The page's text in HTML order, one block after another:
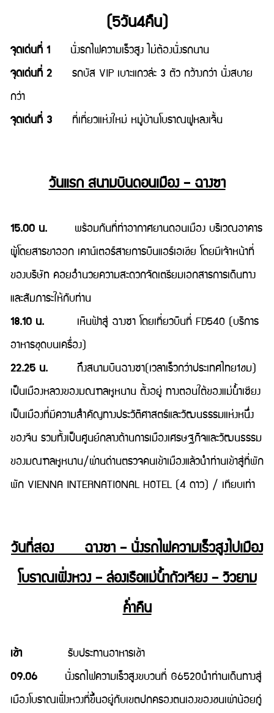
(5วัน4คืน)
จุดเด่นที่ 1
นั่งรถไฟความเร็วสูง ไม่ต้องนั่งรถนาน
จุดเด่นที่ 2 รถบัส VIP เบาะแถวล่ะ 3 ตัว กว้างกว่า นั่งสบาย
กว่า
จุดเด่นที่ 3 ที่เที่ยวแห่งใหม่ หมู่บ้านโบราณฝูหลงเจิ้น
วันแรก สนามบินดอนเมือง – ฉางซา
15.00 น. พร้อมกันที่ท่าอากาศยานดอนเมือง บริเวณอาคาร
ผู้โดยสารขาออก เคาน์เตอร์สายการบินแอร์เอเชีย โดยมีเจ้าหน้าที่
ของบริษัท คอยอำนวยความสะดวกจัดเตรียมเอกสารการเดินทาง
และสัมภาระให้กับท่าน
18.10 น.
เหินฟ้าสู่ ฉางซา โดยเที่ยวบินที่ FD540 (บริการ
อาหารชุดบนเครื่อง)
22.25 น. ถึงสนามบินฉางซา(เวลาเร็วกว่าประเทศไทย1ชม)
เป็นเมืองหลวงของมณฑลหูหนาน ตั้งอยู่ ทางตอนใต้ของแม่น้ำเซียง
เป็นเมืองที่มีความสำคัญทางประวัติศาสตร์และวัฒนธรรมแห่งหนึ่ง
ของจีน รวมทั้งเป็นศูนย์กลางด้านการเมืองเศรษฐกิจและวัฒนธรรม
ของมณฑลหูหนาน/ผ่านด่านตรวจคนเข้าเมืองแล้วนำท่านเข้าสู่ที่พัก
พัก VIENNA INTERNATIONAL HOTEL (4 ดาว) / เทียบเท่า
วันที่สอง ฉางซา – นั่งรถไฟความเร็วสูงไปเมือง
โบราณเฟิ่งหวง – ล่องเรือแม่นํ้าถัวเจียง – วิวยาม
ค่ำคืน
เช้ารับประทานอาหารเช้า
09.06 นั่งรถไฟความเร็วสูงขบวนที่ G6520นำท่านเดินทางสู่
เมืองโบราณเฟิ่งหวงที่ขึ้นอยู่กับเขตปกครองตนเองของชนเผ่าน้อยถู่